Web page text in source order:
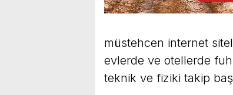
müstehcen internet
evlerde ve otellerde
teknik ve fiziki takip